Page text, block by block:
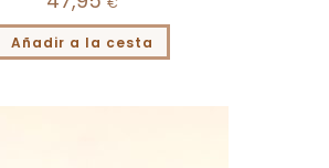
Añadir a la cesta